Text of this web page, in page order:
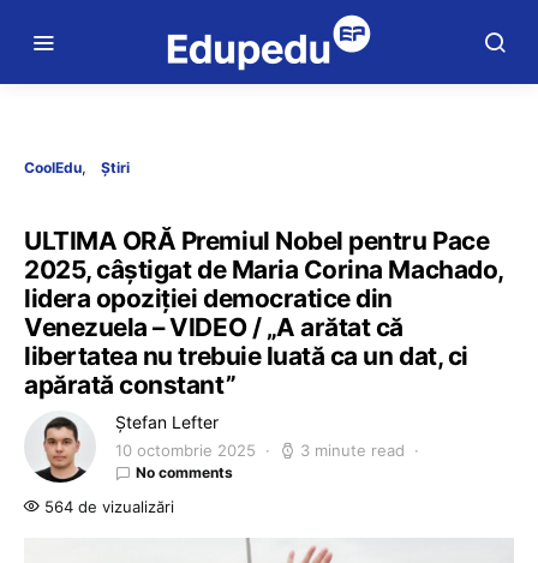
CoolEdu Știri
ULTIMA ORĂ Premiul Nobel pentru Pace
2025, câștigat de Maria Corina Machado,
lidera opoziției democratice din
Venezuela – VIDEO / „A arătat că
libertatea nu trebuie luată ca un dat, ci
apărată constant”
Ștefan Lefter
10 octombrie 2025 3 minute read
No comments
564 de vizualizări